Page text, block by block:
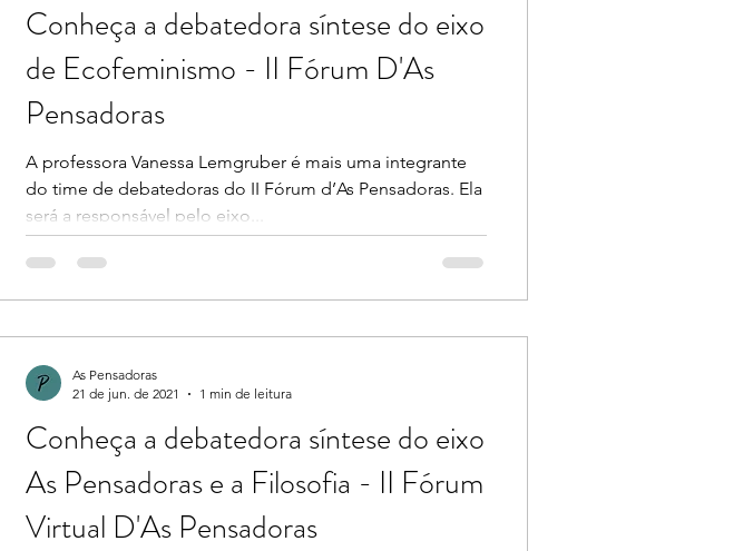
Conheça a debatedora síntese do eixo
de Ecofeminismo - II Fórum D'As
Pensadoras
A professora Vanessa Lemgruber é mais uma integrante
do time de debatedoras do II Fórum d’As Pensadoras. Ela
será a responsável pelo eixo...
Conheça a debatedora síntese do eixo
As Pensadoras e a Filosofia - II Fórum
Virtual D'As Pensadoras
As Pensadoras
21 de jun. de 2021
1 min de leitura